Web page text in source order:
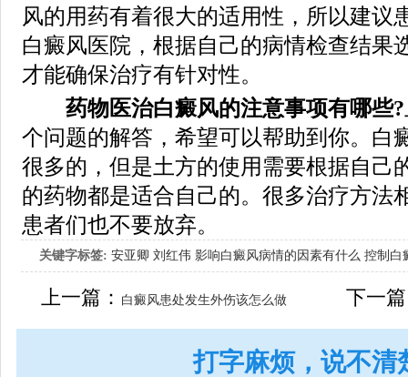
风的用药有着很大的适用性，所以建议
白癜风医院，根据自己的病情检查结果
才能确保治疗有针对性。
药物医治白癜风的注意事项有哪些?
个问题的解答，希望可以帮助到你。白
很多的，但是土方的使用需要根据自己
的药物都是适合自己的。很多治疗方法
患者们也不要放弃。
关键字标签: 安亚卿 刘红伟 影响白癜风病情的因素有什么 控制白
女生应该如何治疗呢
上一篇： 白癜风患处发生外伤该怎么做 下一
打字麻烦，说不清